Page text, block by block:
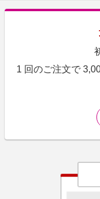
インテリア・寝具
旅行・レジャー・ホテ
生活・お役立ち
ビジネス・その他サー
わくわく夏特集
とことん買い物チャレ
Apple公式サイト×楽天
Qoo10メガポ
Samsung ボーナスキャ
週末の高還元 夏の長期
1 回のご注文で